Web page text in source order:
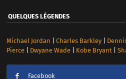
QUELQUES LÉGENDES
Michael Jordan Charles Barkley|
Pierce| Dwyane Wade| Kobe Bryant
Facebook